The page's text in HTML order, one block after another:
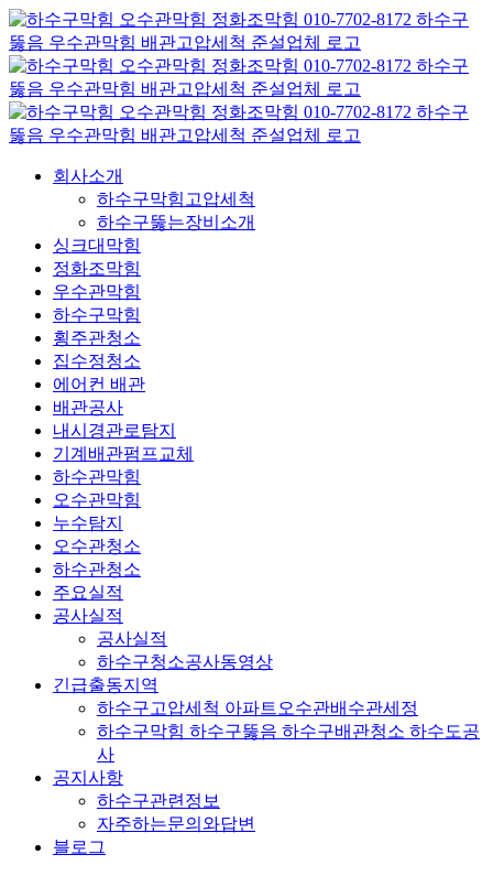
콘
텐
츠
로
건
너
회사소개
하수구막힘고압세척
하수구뚫는장비소개
싱크대막힘
정화조막힘
우수관막힘
하수구막힘
횡주관청소
집수정청소
에어컨 배관
배관공사
내시경관로탐지
기계배관펌프교체
하수관막힘
오수관막힘
누수탐지
오수관청소
하수관청소
주요실적
공사실적
공사실적
하수구청소공사동영상
긴급출동지역
하수구고압세척 아파트오수관배수관세정
하수구막힘 하수구뚫음 하수구배관청소 하수도공
사
공지사항
하수구관련정보
자주하는문의와답변
블로그